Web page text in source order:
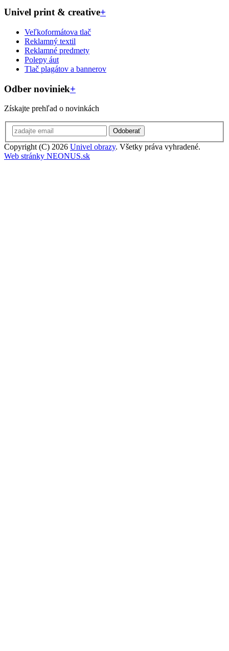
Univel print & creative+
Veľkoformátova tlač
Reklamný textil
Reklamné predmety
Polepy áut
Tlač plagátov a bannerov
Odber noviniek+
Získajte prehľad o novinkách
Odoberať
Copyright (C) 2026 Univel obrazy. Všetky práva vyhradené.
Web stránky NEONUS.sk